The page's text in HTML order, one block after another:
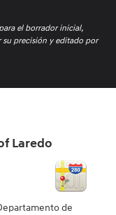
el borrador inicial,
su precisión y editado por
Laredo
de